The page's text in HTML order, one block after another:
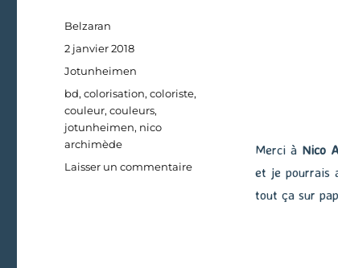
Merci à Nico
et je pourrais
tout ça sur
Auteur
Belzaran
Publié
le
2 janvier 2018
Catégories
Jotunheimen
Étiquettes
bd,colorisation,coloriste,
couleur,couleurs,
jotunheimen, nico
archimède
Laisser un commentairesur